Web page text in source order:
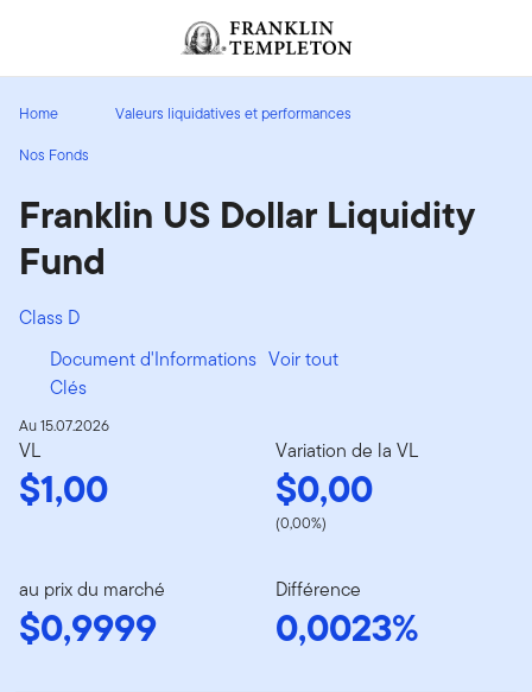
Header menu toggle
Home
Valeurs liquidatives et performances
Nos Fonds
Franklin US Dollar Liquidity
Fund
Class D
Document d'Informations
Clés
Voir tout
Au 15.07.2026
VL
$1,00
Variation de la VL
$0,00
(0,00%)
au prix du marché
$0,9999
Différence
0,0023%